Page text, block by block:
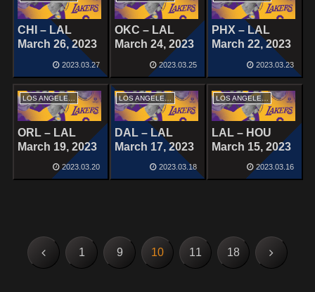
CHI – LAL
March 26, 2023
2023.03.27
OKC – LAL
March 24, 2023
2023.03.25
PHX – LAL
March 22, 2023
2023.03.23
ORL – LAL
March 19, 2023
2023.03.20
DAL – LAL
March 17, 2023
2023.03.18
LAL – HOU
March 15, 2023
2023.03.16
前 1 9 10 11 18 次